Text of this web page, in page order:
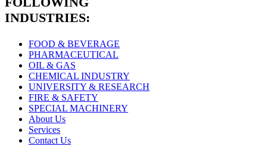
INDUSTRIES:
FOOD & BEVERAGE
PHARMACEUTICAL
OIL & GAS
CHEMICAL INDUSTRY
UNIVERSITY & RESEARCH
FIRE & SAFETY
SPECIAL MACHINERY
About Us
Services
Contact Us